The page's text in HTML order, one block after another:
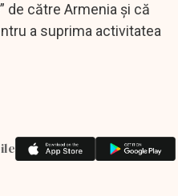
de către Armenia și că
a suprima activitatea